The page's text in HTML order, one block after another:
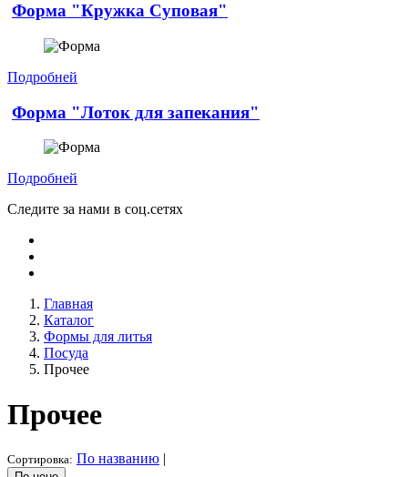
Форма "Кружка Суповая"
Подробней
Форма "Лоток для запекания"
Подробней
Следите за нами в соц.сетях
Главная
Каталог
Формы для литья
Посуда
Прочее
Прочее
Сортировка: По названию |